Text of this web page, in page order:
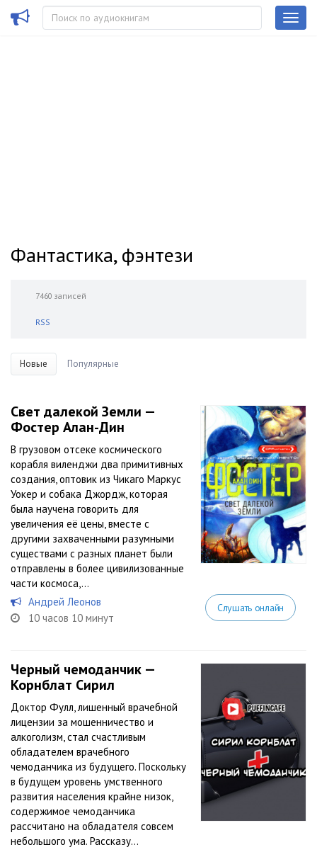
Фантастика, фэнтези
7460 записей
RSS
Новые Популярные
Свет далекой Земли —
Фостер Алан-Дин
В грузовом отсеке космического
корабля виленджи два примитивных
создания, оптовик из Чикаго Маркус
Уокер и собака Джордж, которая
была научена говорить для
увеличения её цены, вместе с
другими захваченными разумными
существами с разных планет были
отправлены в более цивилизованные
части космоса,...
Андрей Леонов
10 часов 10 минут
Слушать онлайн
Черный чемоданчик —
Корнблат Сирил
Доктор Фулл, лишенный врачебной
лицензии за мошенничество и
алкоголизм, стал счастливым
обладателем врачебного
чемоданчика из будущего. Поскольку
в будущем уровень умственного
развития населения крайне низок,
содержимое чемоданчика
рассчитано на обладателя совсем
небольшого ума. Рассказу...